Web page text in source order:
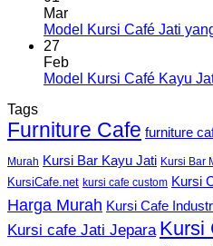
Mar
Model Kursi Café Jati
27
Feb
Model Kursi Café Kayu
Tags
Furniture Cafe furniture
Murah Kursi Bar Kayu Jati Kursi Bar
KursiCafe.net kursi cafe custom Kursi
Harga Murah Kursi Cafe
Kursi cafe Jati Jepara Kursi